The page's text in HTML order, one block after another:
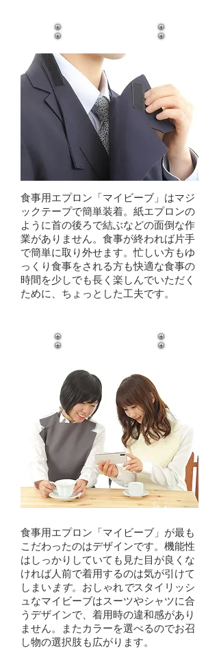
食事用エプロン「マイビーブ」はマジ
ックテープで簡単装着。紙エプロンの
ように首の後ろで結ぶなどの面倒な作
業がありません。食事が終われば片手
で簡単に取り外せます。忙しい方もゆ
っくり食事をされる方も快適な食事の
時間を少しでも長く楽しんでいただく
ために、ちょっとした工夫です。
食事用エプロン「マイビーブ」が最も
こだわったのはデザインです。機能性
はしっかりしていても見た目が良くな
ければ人前で着用するのは気が引けて
しまい ます。 おしゃれでスタイリッシ
ュなマイビーブはスーツやシャツに合
うデザインで、着用時の違和感があり
ません。またカラーを選べるのでお召
し物の選択肢も広がります。